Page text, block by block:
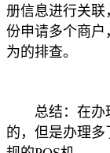
册信息进行关联
份申请多个商
为的排查。
总结：在办理
的，但是办理